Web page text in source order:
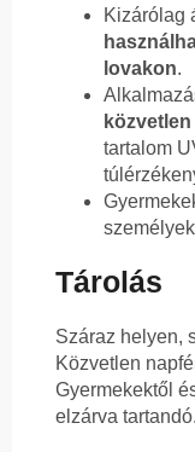
Kizárólag
lovakon.
tartalom
Tárolás
Száraz helyen,
Közvetlen
Gyermekektől
elzárva tartandó.